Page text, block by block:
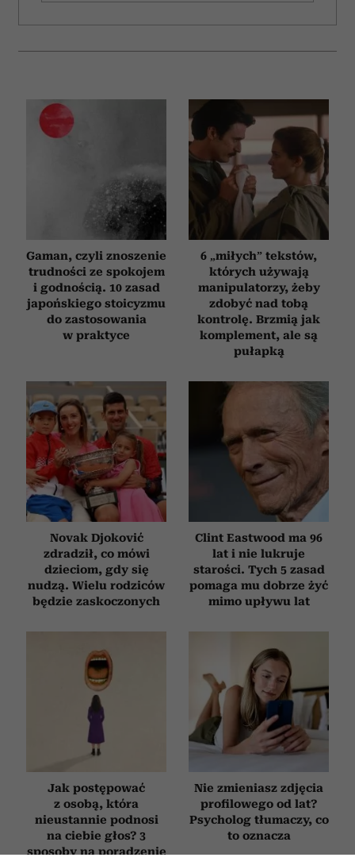
Gaman, czyli znoszenie
trudności ze spokojem
i godnością. 10 zasad
japońskiego stoicyzmu
do zastosowania
w praktyce
6 „miłych” tekstów,
których używają
manipulatorzy, żeby
zdobyć nad tobą
kontrolę. Brzmią jak
komplement, ale są
pułapką
Novak Djoković
zdradził, co mówi
dzieciom, gdy się
nudzą. Wielu rodziców
będzie zaskoczonych
Clint Eastwood ma 96
lat i nie lukruje
starości. Tych 5 zasad
pomaga mu dobrze żyć
mimo upływu lat
Jak postępować
z osobą, która
nieustannie podnosi
na ciebie głos? 3
sposoby na poradzenie
Nie zmieniasz zdjęcia
profilowego od lat?
Psycholog tłumaczy, co
to oznacza